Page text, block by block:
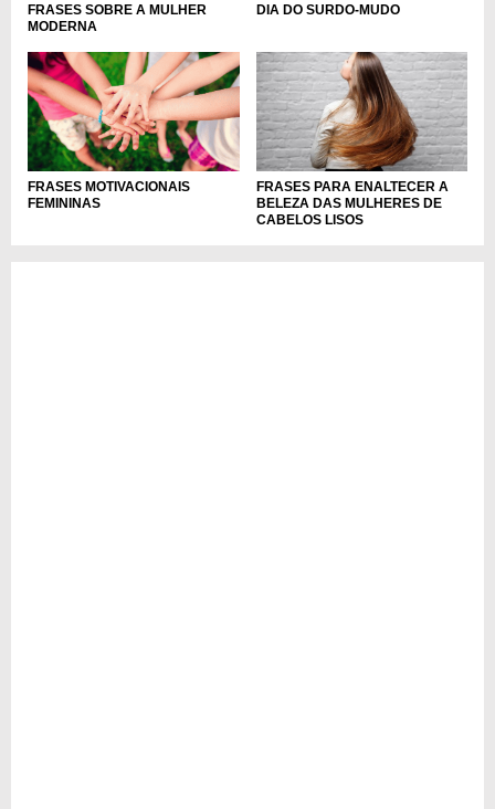
FRASES SOBRE A MULHER
MODERNA
DIA DO SURDO-MUDO
FRASES MOTIVACIONAIS
FEMININAS
FRASES PARA ENALTECER A
BELEZA DAS MULHERES DE
CABELOS LISOS